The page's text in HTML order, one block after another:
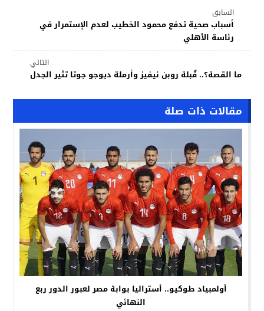
السابق
أسباب صحية تدفع محمود الخطيب لعدم الإستمرار في
رئاسة الأهلي
التالي
ما القصة؟.. قٌبلة روبن نيفيز وأرملة ديوجو جوتا تثير الجدل
مقالات ذات صلة
أولمبياد طوكيو.. أستراليا بوابة مصر لعبور الدور ربع
النهائي